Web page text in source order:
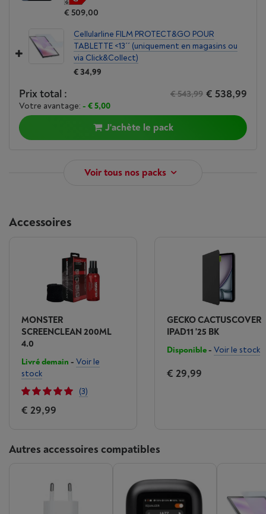
€ 509,00
Cellularline FILM PROTECT&GO POUR
TABLETTE <13´´ (uniquement en magasins ou
via Click&Collect)
€ 34,99
Prix total : € 543,99 € 538,99
Votre avantage: - € 5,00
J'achète le pack
Voir tous nos packs
Accessoires
MONSTER
SCREENCLEAN 200ML
4.0
Livré demain - Voir le
stock
(3)
€ 29,99
GECKO CACTUSCOVER
IPAD11 '25 BK
Disponible- Voir le stock
€ 29,99
Autres accessoires compatibles